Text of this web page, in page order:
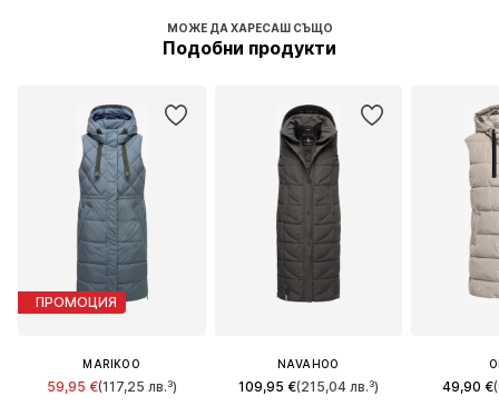
МОЖЕ ДА ХАРЕСАШ СЪЩО
Подобни продукти
ПРОМОЦИЯ
MARIKOO
59,95 €(117,25 лв.³)
NAVAHOO
109,95 €(215,04 лв.³) 49,90 €